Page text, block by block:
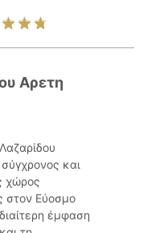
Αρετη
και
χώρος
στον Εύοσμο
έμφαση